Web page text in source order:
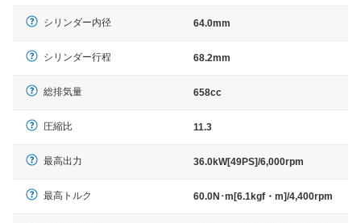
シリンダー内径 64.0mm
シリンダー行程 68.2mm
総排気量 658cc
圧縮比 11.3
最高出力 36.0kW[49PS]/6,000rpm
最高トルク 60.0N･m[6.1kgf・m]/4,400rpm